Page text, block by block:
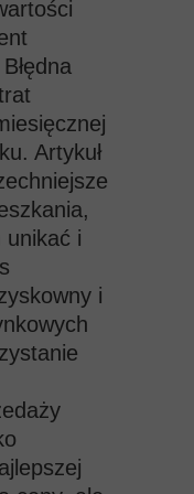
Artykuł
unikać i
i